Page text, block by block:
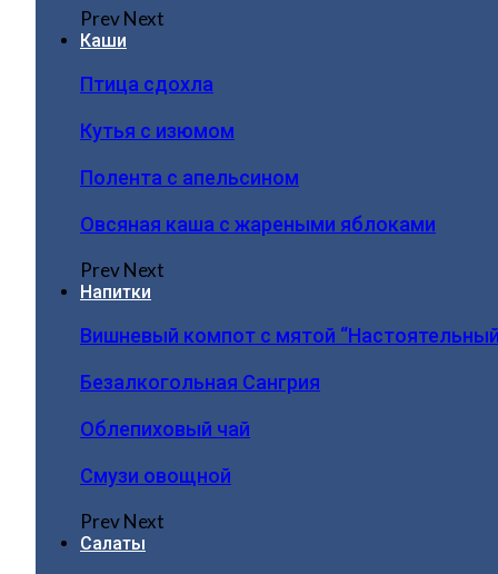
PrevNext
Каши
Птица сдохла
Кутья с изюмом
Полента с апельсином
Овсяная каша с жареными яблоками
PrevNext
Напитки
Вишневый компот с мятой
Безалкогольная Сангрия
Облепиховый чай
Смузи овощной
PrevNext
Салаты